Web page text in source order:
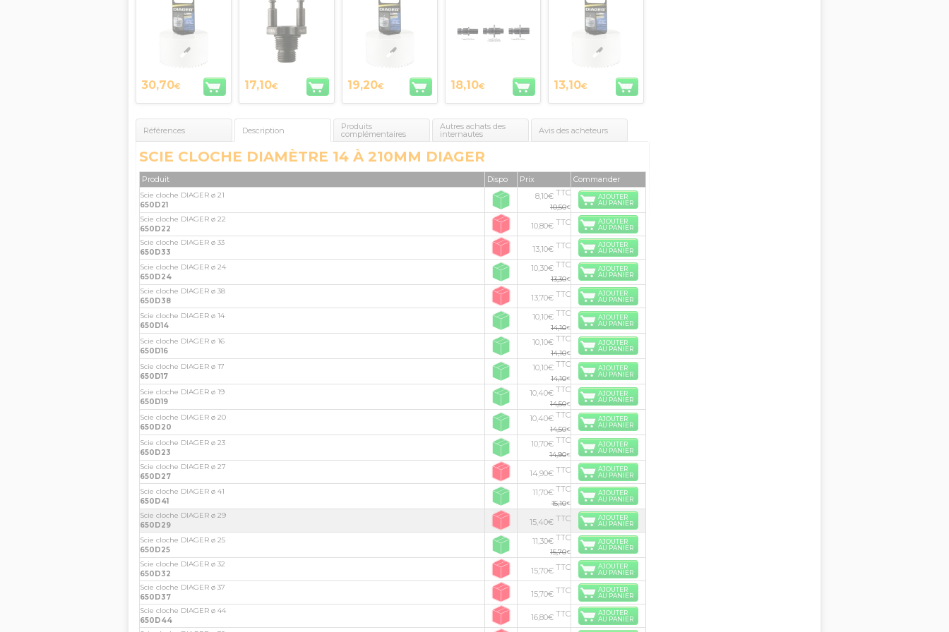
30,70€
mm 652 QLFC
17,10€ 19,20€
scies trépan
Diager
18,10€ 13,10€
Références Description Produits
complémentaires
Autres achats des
internautes Avis des acheteurs
SCIE CLOCHE DIAMÈTRE 14 À 210MM DIAGER
Produit Dispo Prix Commander
Scie cloche DIAGER ø 21
650D21
8,10€ TTC
10,50€
AJOUTER
AU PANIER
Scie cloche DIAGER ø 22
650D22
10,80€ TTC
AJOUTER
AU PANIER
Scie cloche DIAGER ø 33
650D33
13,10€ TTC
AJOUTER
AU PANIER
Scie cloche DIAGER ø 24
650D24
10,30€ TTC
13,30€
AJOUTER
AU PANIER
Scie cloche DIAGER ø 38
650D38
13,70€ TTC
AJOUTER
AU PANIER
Scie cloche DIAGER ø 14
650D14
10,10€ TTC
14,10€
AJOUTER
AU PANIER
Scie cloche DIAGER ø 16
650D16
10,10€ TTC
14,10€
AJOUTER
AU PANIER
Scie cloche DIAGER ø 17
650D17
10,10€ TTC
14,10€
AJOUTER
AU PANIER
Scie cloche DIAGER ø 19
650D19
10,40€ TTC
14,50€
AJOUTER
AU PANIER
Scie cloche DIAGER ø 20
650D20
10,40€ TTC
14,50€
AJOUTER
AU PANIER
Scie cloche DIAGER ø 23
650D23
10,70€ TTC
14,90€
AJOUTER
AU PANIER
Scie cloche DIAGER ø 27
650D27
14,90€ TTC
AJOUTER
AU PANIER
Scie cloche DIAGER ø 41
650D41
11,70€ TTC
15,10€
AJOUTER
AU PANIER
Scie cloche DIAGER ø 29
650D29
15,40€ TTC
AJOUTER
AU PANIER
Scie cloche DIAGER ø 25
650D25
11,30€ TTC
15,70€
AJOUTER
AU PANIER
Scie cloche DIAGER ø 32
650D32
15,70€ TTC
AJOUTER
AU PANIER
Scie cloche DIAGER ø 37
650D37
15,70€ TTC
AJOUTER
AU PANIER
Scie cloche DIAGER ø 44
650D44
16,80€ TTC
AJOUTER
AU PANIER